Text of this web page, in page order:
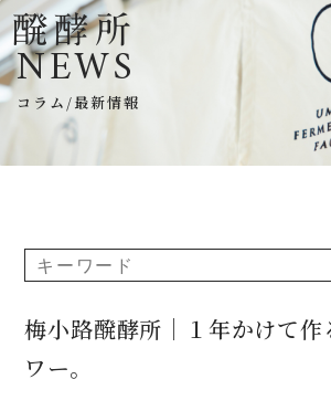
NEWS
コラム/最新情報
梅小路醗酵所｜１年かけて作
ワー。